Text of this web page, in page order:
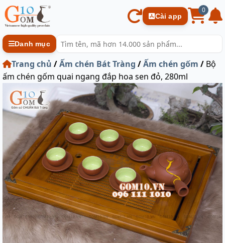
Cài app
0
Danh mục
Trang chủ /Ấm chén Bát Tràng /Ấm chén gốm / Bộ
ấm chén gốm quai ngang đắp hoa sen đỏ, 280ml